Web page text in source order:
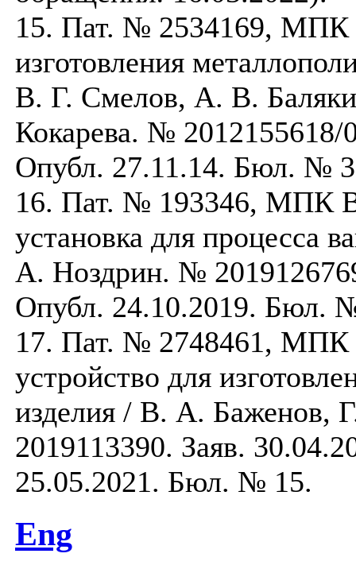
15. Пат. № 2534169, МПК
изготовления
В. Г. Смелов, А. В.
Кокарева. № 2012155618/
Опубл. 27.11.14. Бюл. №
16. Пат. № 193346, МПК
установка для процесса
А. Ноздрин. №
Опубл. 24.10.2019. Бюл.
17. Пат. № 2748461, МПК
устройство для
изделия / В. А. Баженов,
2019113390. Заяв.
25.05.2021. Бюл. № 15.
Eng